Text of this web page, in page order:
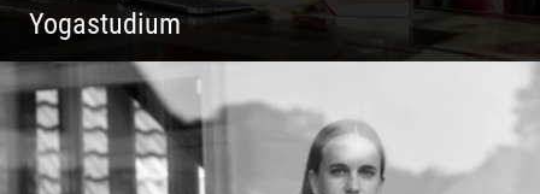
Yogastudium
Philosophie | Asana | Yogapraxis